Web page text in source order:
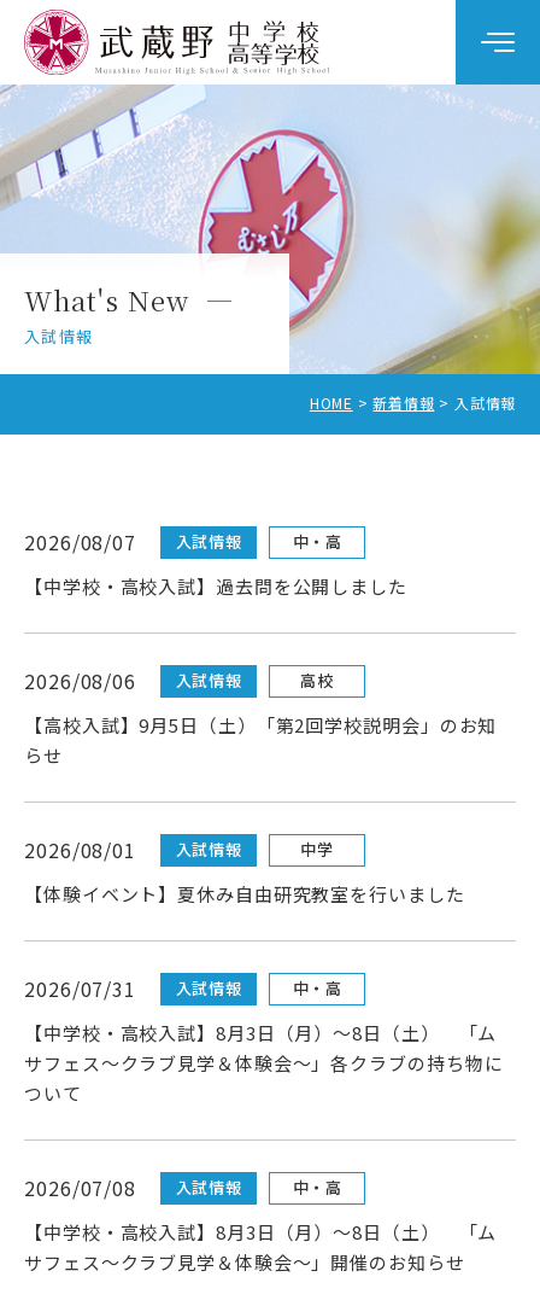
学校案内
教育の特色
学校生活
中学校入試
高校受験をお考えの方へ
教育関係者の方へ
各種書式
アクセス
バシーポリシー
What's New
入試情報
HOME 新着情報 入試情報
2026/08/07 中・高
入試情報
【中学校・高校入試】過去問を公開しました
2026/08/06 入試情報 高校
【高校入試】9月5日（土）「第2回学校説明会」のお知
らせ
2026/08/01 中学
入試情報
【体験イベント】夏休み自由研究教室を行いました
2026/07/31 中・高
入試情報
【中学校・高校入試】8月3日（月）～8日（土） 「ム
サフェス〜クラブ見学＆体験会〜」各クラブの持ち物に
ついて
2026/07/08 中・高
入試情報
【中学校・高校入試】8月3日（月）～8日（土） 「ム
サフェス〜クラブ見学＆体験会〜」開催のお知らせ